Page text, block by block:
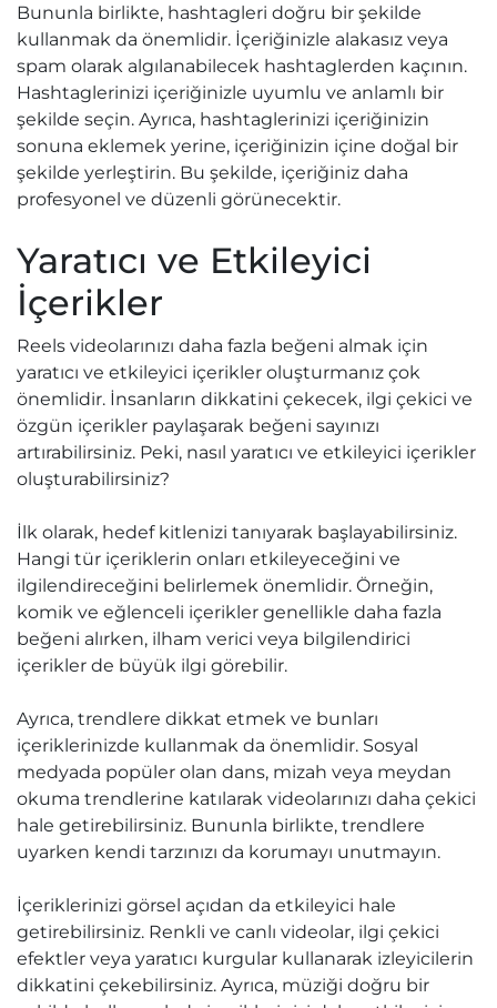
Bununla birlikte, hashtagleri doğru bir şekilde
kullanmak da önemlidir. İçeriğinizle alakasız veya
spam olarak algılanabilecek hashtaglerden kaçının.
Hashtaglerinizi içeriğinizle uyumlu ve anlamlı bir
şekilde seçin. Ayrıca, hashtaglerinizi içeriğinizin
sonuna eklemek yerine, içeriğinizin içine doğal bir
şekilde yerleştirin. Bu şekilde, içeriğiniz daha
profesyonel ve düzenli görünecektir.
Yaratıcı ve Etkileyici
İçerikler
Reels videolarınızı daha fazla beğeni almak için
yaratıcı ve etkileyici içerikler oluşturmanız çok
önemlidir. İnsanların dikkatini çekecek, ilgi çekici ve
özgün içerikler paylaşarak beğeni sayınızı
artırabilirsiniz. Peki, nasıl yaratıcı ve etkileyici içerikler
oluşturabilirsiniz?
İlk olarak, hedef kitlenizi tanıyarak başlayabilirsiniz.
Hangi tür içeriklerin onları etkileyeceğini ve
ilgilendireceğini belirlemek önemlidir. Örneğin,
komik ve eğlenceli içerikler genellikle daha fazla
beğeni alırken, ilham verici veya bilgilendirici
içerikler de büyük ilgi görebilir.
Ayrıca, trendlere dikkat etmek ve bunları
içeriklerinizde kullanmak da önemlidir. Sosyal
medyada popüler olan dans, mizah veya meydan
okuma trendlerine katılarak videolarınızı daha çekici
hale getirebilirsiniz. Bununla birlikte, trendlere
uyarken kendi tarzınızı da korumayı unutmayın.
İçeriklerinizi görsel açıdan da etkileyici hale
getirebilirsiniz. Renkli ve canlı videolar, ilgi çekici
efektler veya yaratıcı kurgular kullanarak izleyicilerin
dikkatini çekebilirsiniz. Ayrıca, müziği doğru bir